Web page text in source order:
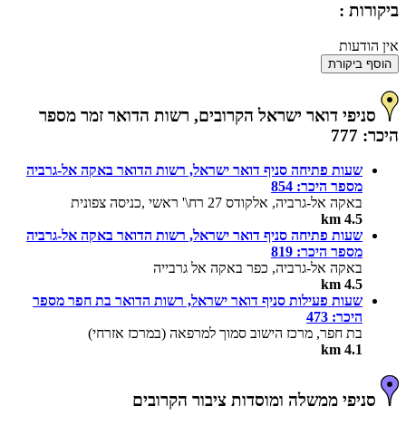
ביקורות :
אין הודעות
הוסף ביקורת
סניפי דואר ישראל הקרובים, רשות הדואר זמר מספר
היכר: 777
שעות פתיחה סניף דואר ישראל, רשות הדואר באקה אל-גרביה
מספר היכר: 854
באקה אל-גרביה, אלקודס 27 רח\' ראשי ,כניסה צפונית
4.5 km
שעות פתיחה סניף דואר ישראל, רשות הדואר באקה אל-גרביה
מספר היכר: 819
באקה אל-גרביה, כפר באקה אל גרבייה
4.5 km
שעות פעילות סניף דואר ישראל, רשות הדואר בת חפר מספר
היכר: 473
בת חפר, מרכז הישוב סמוך למרפאה (במרכז אזרחי)
4.1 km
סניפי ממשלה ומוסדות ציבור הקרובים